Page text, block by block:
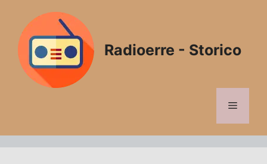
contenuto
Radioerre - Storico
Menu